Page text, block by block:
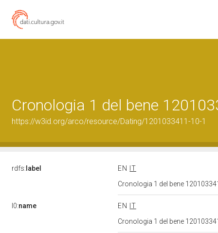
Cronologia 1 del bene
https://w3id.org/arco/resource/Dating/1201033411-10-1
rdfs: label EN
IT
Cronologia 1 del bene
l0:name EN
IT
Cronologia 1 del bene